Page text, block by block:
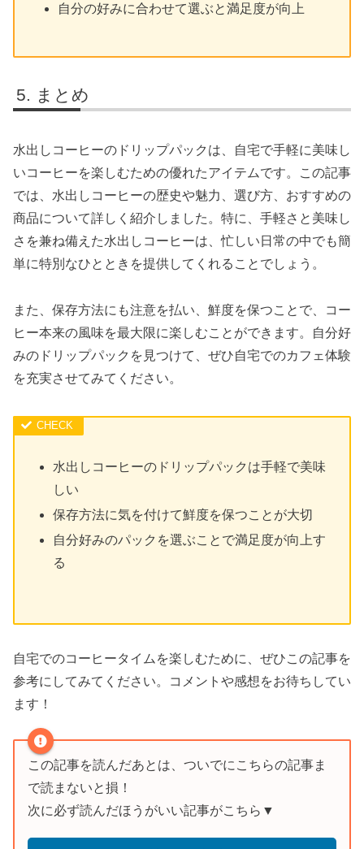
自分の好みに合わせて選ぶと満足度が向上
まとめ
水出しコーヒーのドリップパックは、自宅で手軽に美味し
いコーヒーを楽しむための優れたアイテムです。この記事
では、水出しコーヒーの歴史や魅力、選び方、おすすめの
商品について詳しく紹介しました。特に、手軽さと美味し
さを兼ね備えた水出しコーヒーは、忙しい日常の中でも簡
単に特別なひとときを提供してくれることでしょう。
また、保存方法にも注意を払い、鮮度を保つことで、コー
ヒー本来の風味を最大限に楽しむことができます。自分好
みのドリップパックを見つけて、ぜひ自宅でのカフェ体験
を充実させてみてください。
水出しコーヒーのドリップパックは手軽で美味
しい
保存方法に気を付けて鮮度を保つことが大切
自分好みのパックを選ぶことで満足度が向上す
る
自宅でのコーヒータイムを楽しむために、ぜひこの記事を
参考にしてみてください。コメントや感想をお待ちしてい
ます！
この記事を読んだあとは、ついでにこちらの記事ま
で読まないと損！
次に必ず読んだほうがいい記事がこちら▼